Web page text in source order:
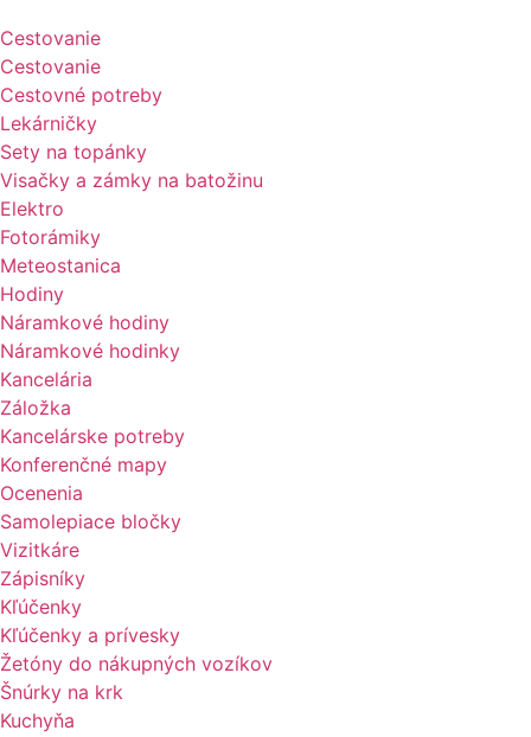
Cestovanie
Cestovanie
Cestovné potreby
Lekárničky
Sety na topánky
Visačky a zámky na batožinu
Elektro
Fotorámiky
Meteostanica
Hodiny
Náramkové hodiny
Náramkové hodinky
Kancelária
Záložka
Kancelárske potreby
Konferenčné mapy
Ocenenia
Samolepiace bločky
Vizitkáre
Zápisníky
Kľúčenky
Kľúčenky a prívesky
Žetóny do nákupných vozíkov
Šnúrky na krk
Kuchyňa